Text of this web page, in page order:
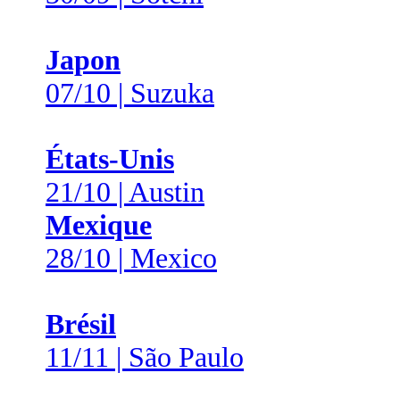
Japon
07/10 | Suzuka
États-Unis
21/10 | Austin
Mexique
28/10 | Mexico
Brésil
11/11 | São Paulo